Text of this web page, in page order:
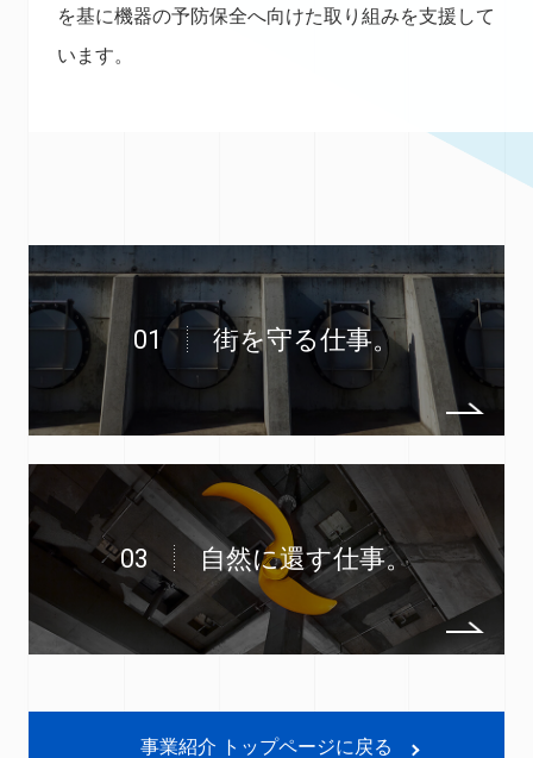
を基に機器の予防保全へ向けた取り組みを支援して
います。
01 街を守る仕事。
03 自然に還す仕事。
事業紹介 トップページに戻る